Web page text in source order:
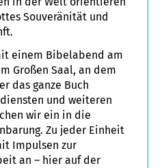
Souveränität und
einem Bibelabend am
Großen Saal, an dem
das ganze Buch
und weiteren
wir ein in die
Zu jeder Einheit
Impulsen zur
an – hier auf der